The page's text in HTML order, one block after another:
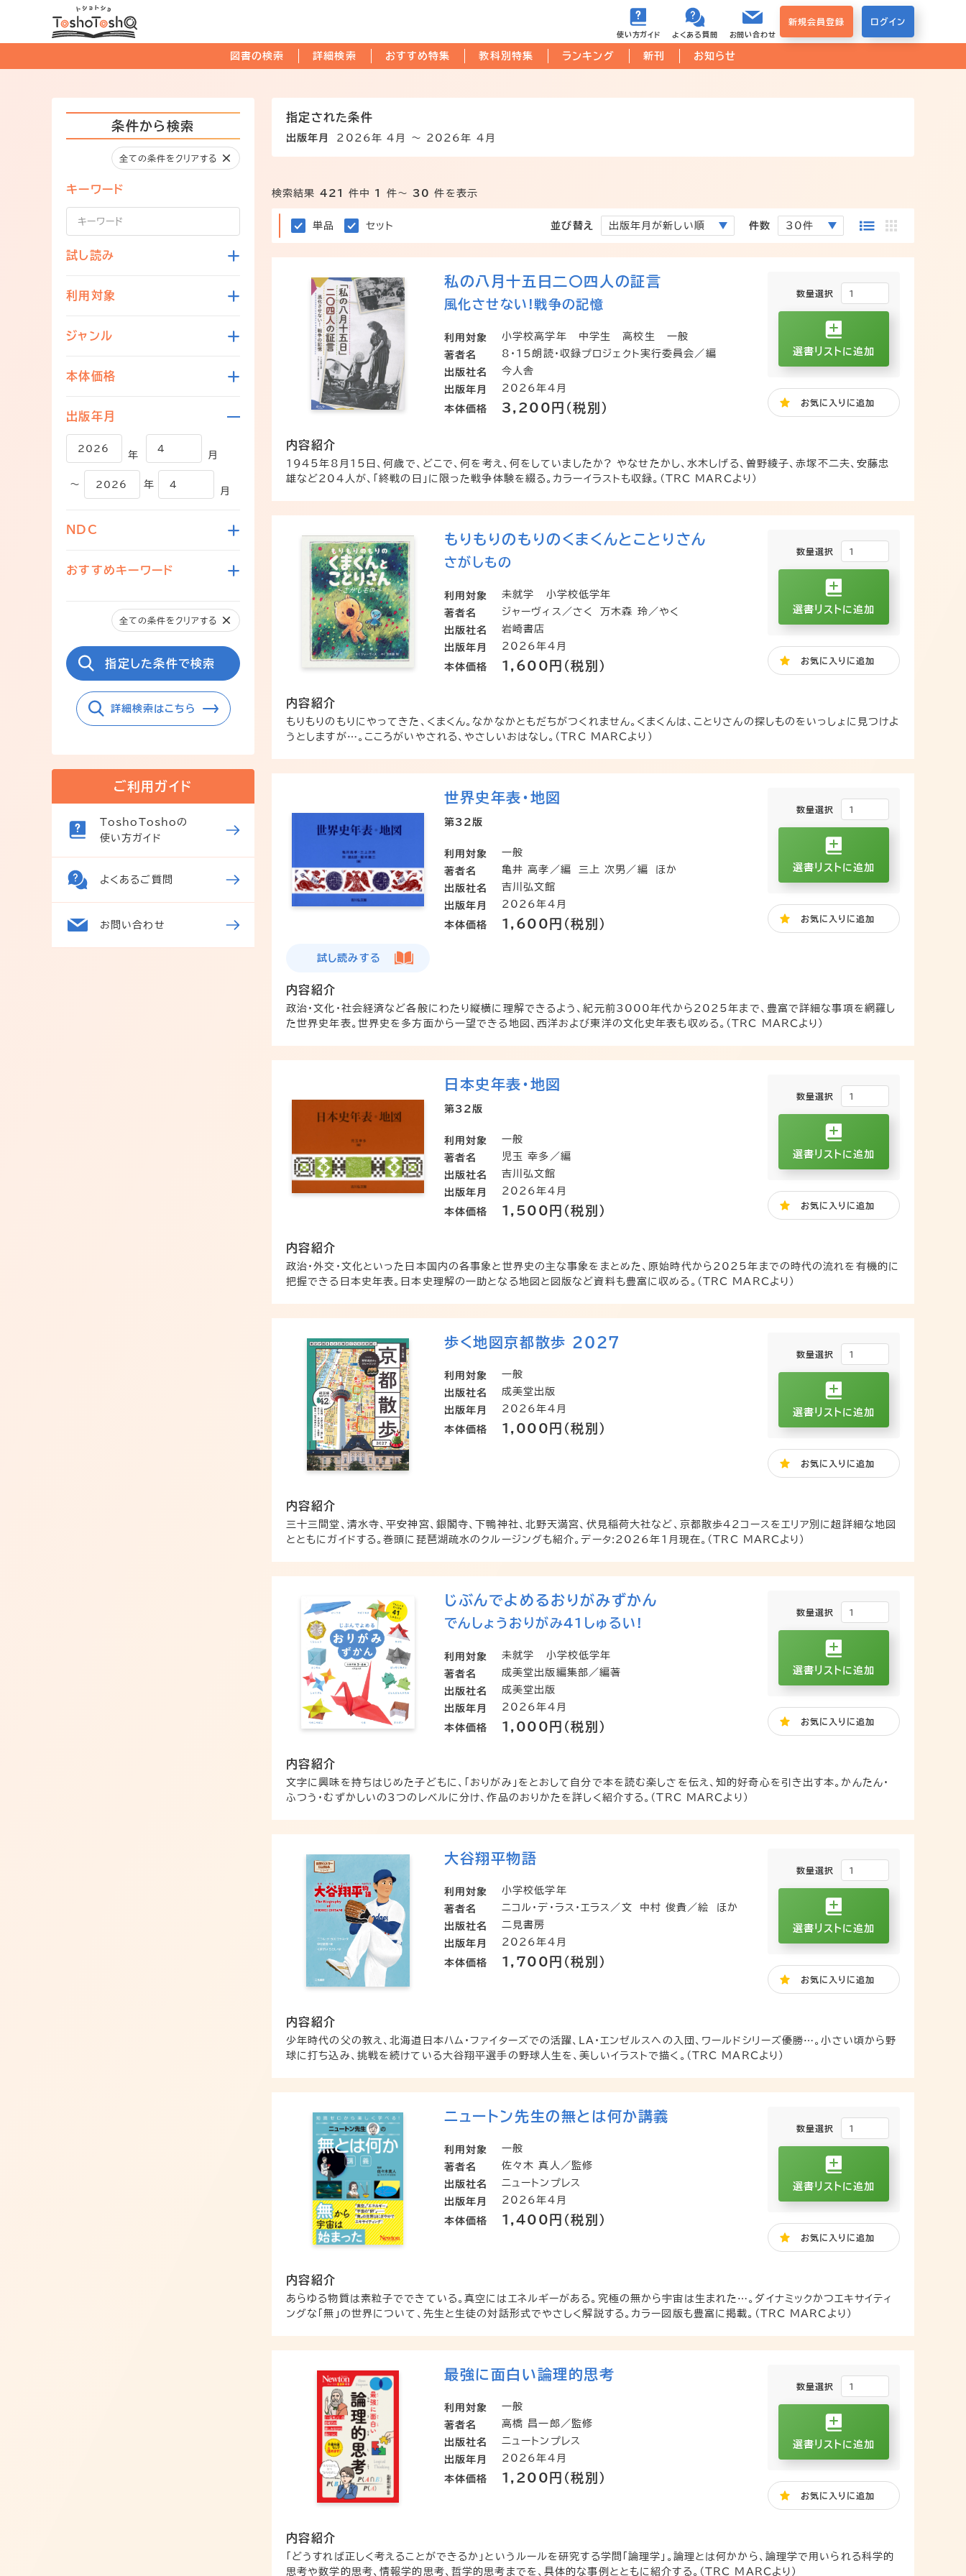
使い方ガイド よくある質問 お問い合わせ
新規会員登録 ログイン
図書の検索 詳細検索 おすすめ特集 教科別特集 ランキング 新刊 お知らせ
指定された条件
出版年月 2026年 4月 〜 2026年 4月
検索結果 421 件中 1 件～30 件を表示
単品 セット 並び替え 件数
私の八月十五日二〇四人の証言
風化させない!戦争の記憶
利用対象 小学校高学年 中学生 高校生
一般
著者名
8・15朗読・収録プロジェクト実行委員会／編
出版社名
今人舎
出版年月
2026年4月
本体価格 3,200円（税別）
数量選択
選書リストに追加
お気に入り に追加
内容紹介
1945年8月15日、何歳で、どこで、何を考え、何をしていましたか? やなせたかし、水木しげる、曽野綾子、赤塚不二夫、安藤忠
雄など204人が、「終戦の日」に限った戦争体験を綴る。カラーイラストも収録。（TRC MARCより）
もりもりのもりのくまくんとことりさん
さがしもの
利用対象 未就学
小学校低学年
著者名
ジャーヴィス／さく
万木森 玲／やく
出版社名
岩崎書店
出版年月
2026年4月
本体価格 1,600円（税別）
数量選択
選書リストに追加
お気に入り に追加
内容紹介
もりもりのもりにやってきた、くまくん。なかなかともだちがつくれません。くまくんは、ことりさんの探しものをいっしょに見つけよ
うとしますが…。こころがいやされる、やさしいおはなし。（TRC MARCより）
世界史年表・地図
第32版
利用対象
一般
著者名
亀井 高孝／編 三上 次男／編
ほか
出版社名
吉川弘文館
出版年月
2026年4月
本体価格 1,600円（税別）
試し読みする
数量選択
選書リストに追加
お気に入り に追加
内容紹介
政治・文化・社会経済など各般にわたり縦横に理解できるよう、紀元前3000年代から2025年まで、豊富で詳細な事項を網羅し
た世界史年表。世界史を多方面から一望できる地図、西洋および東洋の文化史年表も収める。（TRC MARCより）
日本史年表・地図
第32版
利用対象
一般
著者名
児玉 幸多／編
出版社名
吉川弘文館
出版年月
2026年4月
本体価格 1,500円（税別）
数量選択
選書リストに追加
お気に入り に追加
内容紹介
政治・外交・文化といった日本国内の各事象と世界史の主な事象をまとめた、原始時代から2025年までの時代の流れを有機的に
把握できる日本史年表。日本史理解の一助となる地図と図版など資料も豊富に収める。（TRC MARCより）
歩く地図京都散歩 2027
利用対象
一般
出版社名
成美堂出版
出版年月
2026年4月
本体価格 1,000円（税別）
数量選択
選書リストに追加
お気に入り に追加
内容紹介
三十三間堂、清水寺、平安神宮、銀閣寺、下鴨神社、北野天満宮、伏見稲荷大社など、京都散歩42コースをエリア別に超詳細な地図
とともにガイドする。巻頭に琵琶湖疏水のクルージングも紹介。データ:2026年1月現在。（TRC MARCより）
じぶんでよめるおりがみずかん
でんしょうおりがみ41しゅるい!
利用対象 未就学
小学校低学年
著者名
成美堂出版編集部／編著
出版社名
成美堂出版
出版年月
2026年4月
本体価格 1,000円（税別）
数量選択
選書リストに追加
お気に入り に追加
内容紹介
文字に興味を持ちはじめた子どもに、「おりがみ」をとおして自分で本を読む楽しさを伝え、知的好奇心を引き出す本。かんたん・
ふつう・むずかしいの3つのレベルに分け、作品のおりかたを詳しく紹介する。（TRC MARCより）
大谷翔平物語
利用対象
小学校低学年
著者名
ニコル・デ・ラス・エラス／文 中村 俊貴／絵
ほか
出版社名
二見書房
出版年月
2026年4月
本体価格 1,700円（税別）
数量選択
選書リストに追加
お気に入り に追加
内容紹介
少年時代の父の教え、北海道日本ハム・ファイターズでの活躍、LA・エンゼルスへの入団、ワールドシリーズ優勝…。小さい頃から野
球に打ち込み、挑戦を続けている大谷翔平選手の野球人生を、美しいイラストで描く。（TRC MARCより）
ニュートン先生の無とは何か講義
利用対象
一般
著者名
佐々木 真人／監修
出版社名
ニュートンプレス
出版年月
2026年4月
本体価格 1,400円（税別）
数量選択
選書リストに追加
お気に入り に追加
内容紹介
あらゆる物質は素粒子でできている。真空にはエネルギーがある。究極の無から宇宙は生まれた…。ダイナミックかつエキサイティ
ングな「無」の世界について、先生と生徒の対話形式でやさしく解説する。カラー図版も豊富に掲載。（TRC MARCより）
最強に面白い論理的思考
利用対象
一般
著者名
高橋 昌一郎／監修
出版社名
ニュートンプレス
出版年月
2026年4月
本体価格 1,200円（税別）
数量選択
選書リストに追加
お気に入り に追加
内容紹介
「どうすれば正しく考えることができるか」というルールを研究する学問「論理学」。論理とは何かから、論理学で用いられる科学的
思考や数学的思考、情報学的思考、哲学的思考までを、具体的な事例とともに紹介する。（TRC MARCより）
条件から検索
全ての条件をクリアする
キーワード
試し読み
利用対象
ジャンル
本体価格
出版年月
年 月
～ 年
月
NDC
おすすめキーワード
全ての条件をクリアする
指定した条件で検索
詳細検索はこちら
ご利用ガイド
ToshoToshoの
使い方ガイド
よくあるご質問
お問い合わせ